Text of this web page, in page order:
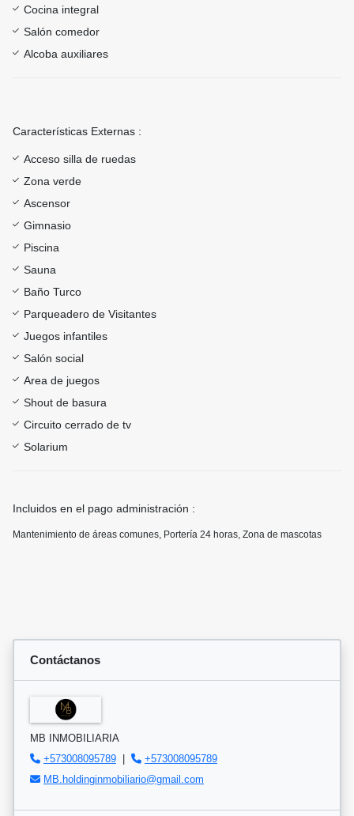
Cocina integral
Salón comedor
Alcoba auxiliares
Características Externas :
Acceso silla de ruedas
Zona verde
Ascensor
Gimnasio
Piscina
Sauna
Baño Turco
Parqueadero de Visitantes
Juegos infantiles
Salón social
Area de juegos
Shout de basura
Circuito cerrado de tv
Solarium
Incluidos en el pago administración :
Mantenimiento de áreas comunes, Portería 24 horas, Zona de mascotas
Contáctanos
MB INMOBILIARIA
+573008095789 |
+573008095789
MB.holdinginmobiliario@gmail.com